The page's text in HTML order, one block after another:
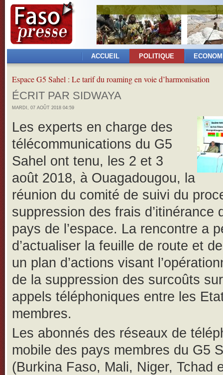
ACCUEIL POLITIQUE
Espace G5 Sahel : Le tarif du roaming en voie d’harmonisation
ÉCRIT PAR SIDWAYA
MARDI, 07 AOÛT 2018 04:59
Les experts en charge des
télécommunications du G5
Sahel ont tenu, les 2 et 3
août 2018, à Ouagadougou, la
réunion du comité de suivi du
suppression des frais d’itinérance
pays de l’espace. La rencontre a
d’actualiser la feuille de route et
un plan d’actions visant
de la suppression des surcoûts
appels téléphoniques entre les
membres.
Les abonnés des réseaux de
mobile des pays membres du G5
(Burkina Faso, Mali, Niger, Tchad